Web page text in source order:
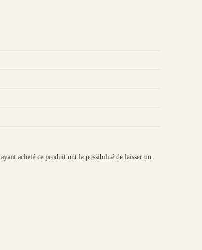
acheté ce produit ont la possibilité de laisser un